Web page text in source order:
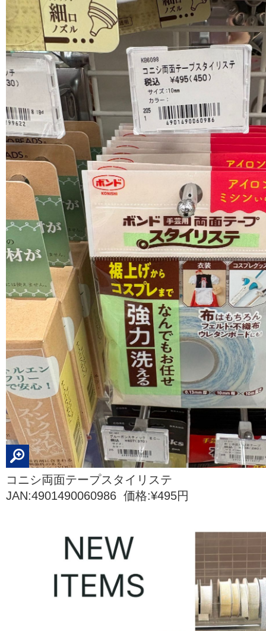
コニシ両面テープスタイリステ
JAN:4901490060986 価格:¥495円